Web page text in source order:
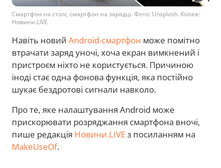
Смартфон на столі, смартфон на зарядці. Фото: Unsplash. Колаж:
Новини.LIVE
Навіть новий Android-смартфон може помітно
втрачати заряд уночі, хоча екран вимкнений і
пристроєм ніхто не користується. Причиною
іноді стає одна фонова функція, яка постійно
шукає бездротові сигнали навколо.
Про те, яке налаштування Android може
прискорювати розряджання смартфона вночі,
пише редакція Новини.LIVEз посиланням на
MakeUseOf.